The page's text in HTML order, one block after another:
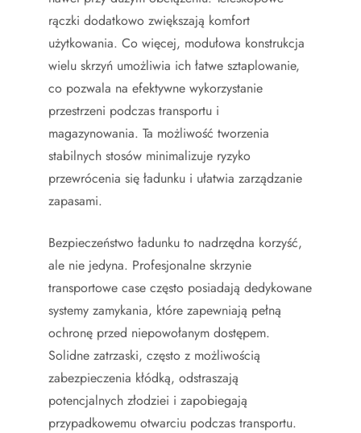
rączki dodatkowo zwiększają komfort
użytkowania. Co więcej, modułowa konstrukcja
wielu skrzyń umożliwia ich łatwe sztaplowanie,
co pozwala na efektywne wykorzystanie
przestrzeni podczas transportu i
magazynowania. Ta możliwość tworzenia
stabilnych stosów minimalizuje ryzyko
przewrócenia się ładunku i ułatwia zarządzanie
zapasami.
Bezpieczeństwo ładunku to nadrzędna korzyść,
ale nie jedyna. Profesjonalne skrzynie
transportowe case często posiadają dedykowane
systemy zamykania, które zapewniają pełną
ochronę przed niepowołanym dostępem.
Solidne zatrzaski, często z możliwością
zabezpieczenia kłódką, odstraszają
potencjalnych złodziei i zapobiegają
przypadkowemu otwarciu podczas transportu.